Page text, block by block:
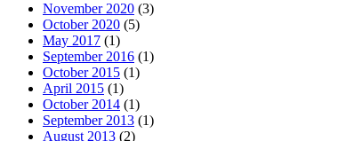
November 2020 (3)
October 2020 (5)
May 2017 (1)
September 2016 (1)
October 2015 (1)
April 2015 (1)
October 2014 (1)
September 2013 (1)
August 2013 (2)